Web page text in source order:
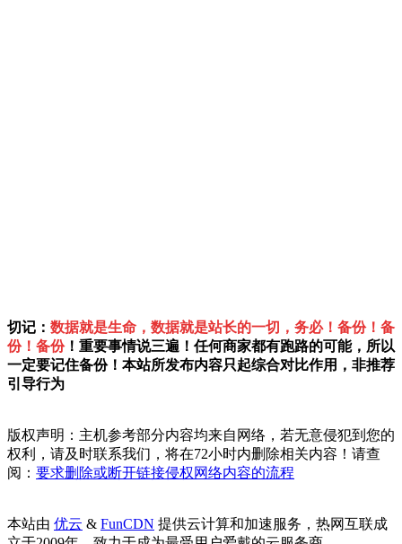
切记： 数据就是生命，数据就是站长的一切，务必！备份！备
份！备份！重要事情说三遍！任何商家都有跑路的可能，所以
一定要记住备份！本站所发布内容只起综合对比作用，非推荐
引导行为
版权声明：主机参考部分内容均来自网络，若无意侵犯到您的
权利，请及时联系我们，将在72小时内删除相关内容！请查
阅： 要求删除或断开链接侵权网络内容的流程
本站由 优云 & FunCDN 提供云计算和加速服务，热网互联成